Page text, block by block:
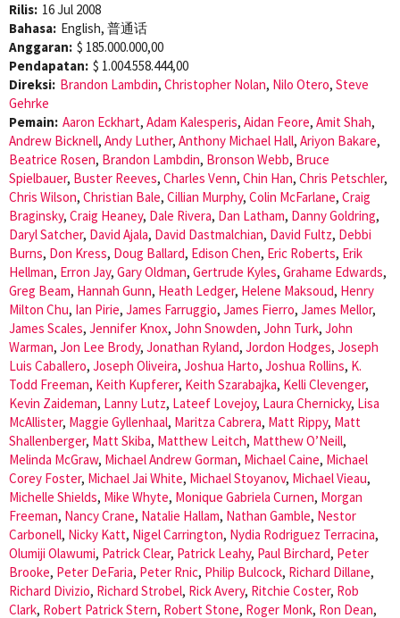
Rilis: 16 Jul 2008
Bahasa: English, 普通话
Anggaran: $ 185.000.000,00
Pendapatan: $ 1.004.558.444,00
Direksi: Brandon Lambdin, Christopher Nolan, Nilo Otero, Steve
Gehrke
Pemain: Aaron Eckhart, Adam Kalesperis, Aidan Feore, Amit Shah,
Andrew Bicknell, Andy Luther, Anthony Michael Hall, Ariyon Bakare,
Beatrice Rosen, Brandon Lambdin, Bronson Webb, Bruce
Spielbauer, Buster Reeves, Charles Venn, Chin Han, Chris Petschler,
Chris Wilson, Christian Bale, Cillian Murphy, Colin McFarlane, Craig
Braginsky, Craig Heaney, Dale Rivera, Dan Latham, Danny Goldring,
Daryl Satcher, David Ajala, David Dastmalchian, David Fultz, Debbi
Burns, Don Kress, Doug Ballard, Edison Chen, Eric Roberts, Erik
Hellman, Erron Jay, Gary Oldman, Gertrude Kyles, Grahame Edwards,
Greg Beam, Hannah Gunn, Heath Ledger, Helene Maksoud, Henry
Milton Chu, Ian Pirie, James Farruggio, James Fierro, James Mellor,
James Scales, Jennifer Knox, John Snowden, John Turk, John
Warman, Jon Lee Brody, Jonathan Ryland, Jordon Hodges, Joseph
Luis Caballero, Joseph Oliveira, Joshua Harto, Joshua Rollins, K.
Todd Freeman, Keith Kupferer, Keith Szarabajka, Kelli Clevenger,
Kevin Zaideman, Lanny Lutz, Lateef Lovejoy, Laura Chernicky, Lisa
McAllister, Maggie Gyllenhaal, Maritza Cabrera, Matt Rippy, Matt
Shallenberger, Matt Skiba, Matthew Leitch, Matthew O’Neill,
Melinda McGraw, Michael Andrew Gorman, Michael Caine, Michael
Corey Foster, Michael Jai White, Michael Stoyanov, Michael Vieau,
Michelle Shields, Mike Whyte, Monique Gabriela Curnen, Morgan
Freeman, Nancy Crane, Natalie Hallam, Nathan Gamble, Nestor
Carbonell, Nicky Katt, Nigel Carrington, Nydia Rodriguez Terracina,
Olumiji Olawumi, Patrick Clear, Patrick Leahy, Paul Birchard, Peter
Brooke, Peter DeFaria, Peter Rnic, Philip Bulcock, Richard Dillane,
Richard Divizio, Richard Strobel, Rick Avery, Ritchie Coster, Rob
Clark, Robert Patrick Stern, Robert Stone, Roger Monk, Ron Dean,